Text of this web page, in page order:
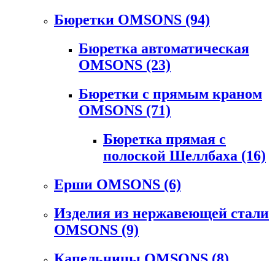
Бюретки OMSONS (94)
Бюретка автоматическая
OMSONS (23)
Бюретки с прямым краном
OMSONS (71)
Бюретка прямая с
полоской Шеллбаха (16)
Ерши OMSONS (6)
Изделия из нержавеющей стали
OMSONS (9)